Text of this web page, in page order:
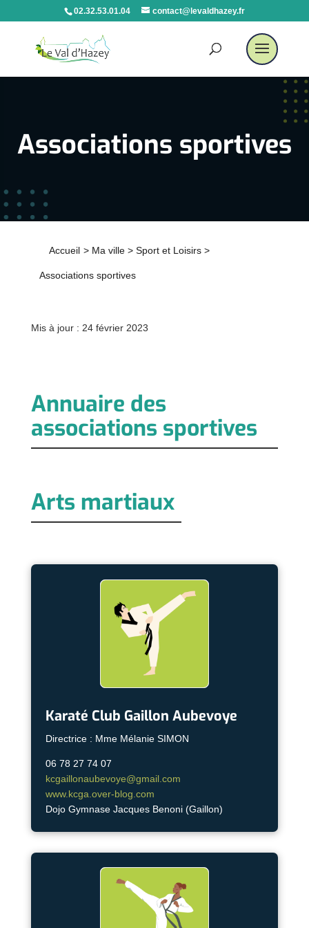
02.32.53.01.04 contact@levaldhazey.fr
Associations sportives
Accueil > Ma ville > Sport et Loisirs >
Associations sportives
Mis à jour : 24 février 2023
Annuaire des
associations sportives
Arts martiaux
Karaté Club Gaillon Aubevoye
Directrice : Mme Mélanie SIMON
06 78 27 74 07
kcgaillonaubevoye@gmail.com
www.kcga.over-blog.com
Dojo Gymnase Jacques Benoni (Gaillon)